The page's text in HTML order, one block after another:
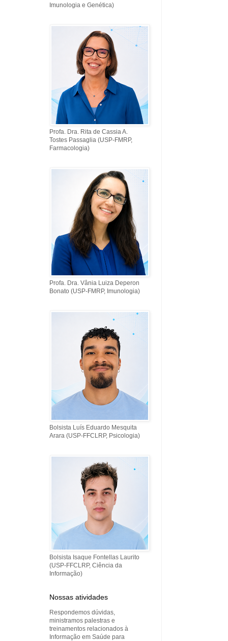
Imunologia e Genética)
Profa. Dra. Rita de Cassia A.
Tostes Passaglia (USP-FMRP,
Farmacologia)
Profa. Dra. Vânia Luiza Deperon
Bonato (USP-FMRP, Imunologia)
Bolsista Luís Eduardo Mesquita
Arara (USP-FFCLRP, Psicologia)
Bolsista Isaque Fontellas Laurito
(USP-FFCLRP, Ciência da
Informação)
Nossas atividades
Respondemos dúvidas,
ministramos palestras e
treinamentos relacionados à
Informação em Saúde para